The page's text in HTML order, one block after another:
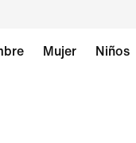
Mujer Niños